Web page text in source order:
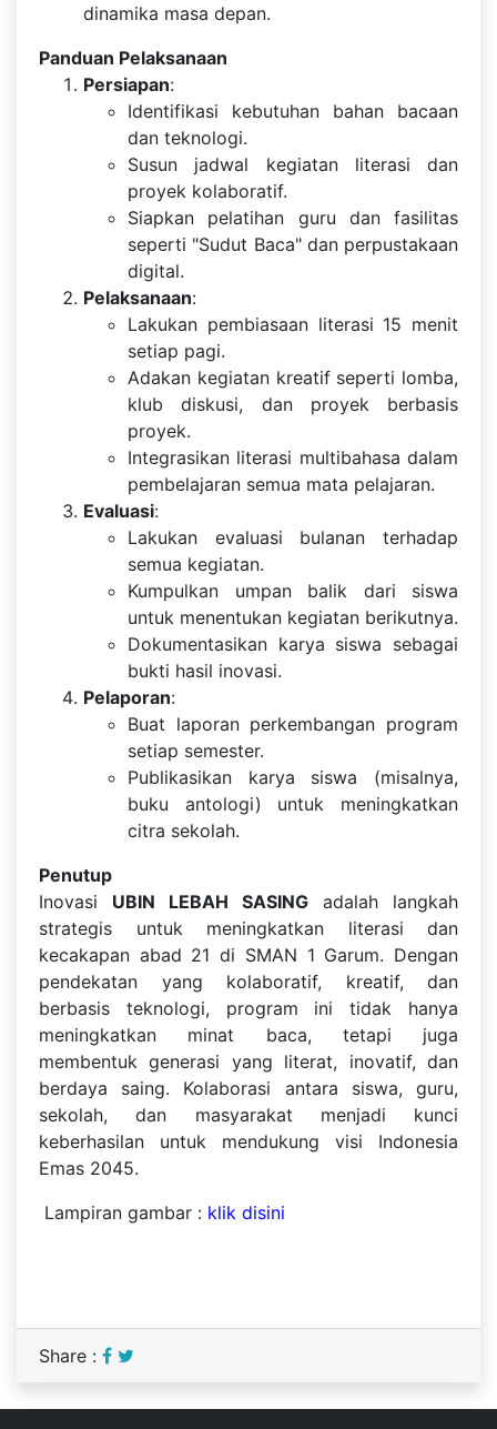
dinamika masa depan.
Panduan Pelaksanaan
Persiapan:
Identifikasi kebutuhan bahan bacaan
dan teknologi.
Susun jadwal kegiatan literasi dan
proyek kolaboratif.
Siapkan pelatihan guru dan fasilitas
seperti "Sudut Baca" dan perpustakaan
digital.
Pelaksanaan:
Lakukan pembiasaan literasi 15 menit
setiap pagi.
Adakan kegiatan kreatif seperti lomba,
klub diskusi, dan proyek berbasis
proyek.
Integrasikan literasi multibahasa dalam
pembelajaran semua mata pelajaran.
Evaluasi:
Lakukan evaluasi bulanan terhadap
semua kegiatan.
Kumpulkan umpan balik dari siswa
untuk menentukan kegiatan berikutnya.
Dokumentasikan karya siswa sebagai
bukti hasil inovasi.
Pelaporan:
Buat laporan perkembangan program
setiap semester.
Publikasikan karya siswa (misalnya,
buku antologi) untuk meningkatkan
citra sekolah.
Penutup
Inovasi UBIN LEBAH SASING adalah langkah
strategis untuk meningkatkan literasi dan
kecakapan abad 21 di SMAN 1 Garum. Dengan
pendekatan yang kolaboratif, kreatif, dan
berbasis teknologi, program ini tidak hanya
meningkatkan minat baca, tetapi juga
membentuk generasi yang literat, inovatif, dan
berdaya saing. Kolaborasi antara siswa, guru,
sekolah, dan masyarakat menjadi kunci
keberhasilan untuk mendukung visi Indonesia
Emas 2045.
Lampiran gambar : klik disini
Share :